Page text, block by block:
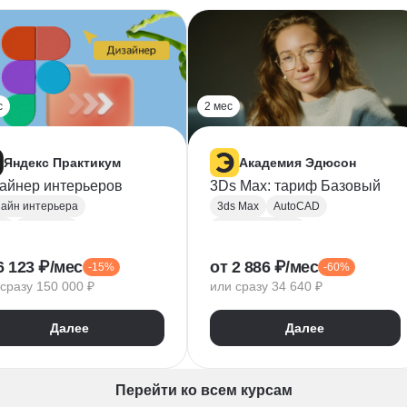
Яндекс Практикум
интерьеров
интерьера
за растениями
123 ₽/мес -15%
150 000 ₽
Далее
2 мес
Академия Эдюсон
3Ds Max: тариф Базовый
3ds Max
AutoCAD
Моделирование
Figma
Дизайн интерьера
от 2 886 ₽/мес -60%
или сразу 34 640 ₽
Далее
Перейти ко всем курсам